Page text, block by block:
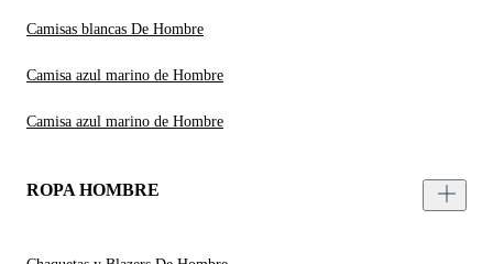
Camisas blancas De Hombre
Camisa azul marino de Hombre
Camisa azul marino de Hombre
ROPA HOMBRE